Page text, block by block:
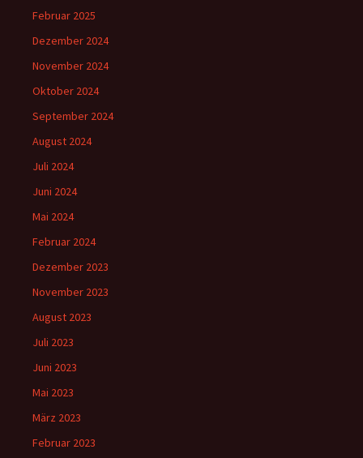
Februar 2025
Dezember 2024
November 2024
Oktober 2024
September 2024
August 2024
Juli 2024
Juni 2024
Mai 2024
Februar 2024
Dezember 2023
November 2023
August 2023
Juli 2023
Juni 2023
Mai 2023
März 2023
Februar 2023